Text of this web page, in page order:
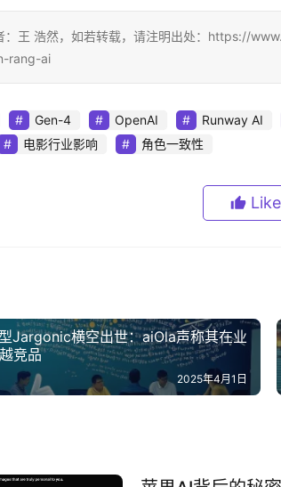
：王 浩然，如若转载，请注明出处：https://
rang-ai
Gen-4 OpenAI Runway AI
电影行业影响 角色一致性
Like
Jargonic横空出世：aiOla声称其在业
竞品
2025年4月1日